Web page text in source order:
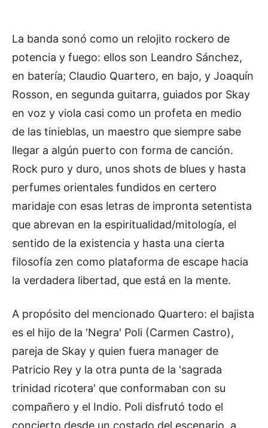
La banda sonó como un relojito rockero de
potencia y fuego: ellos son Leandro Sánchez,
en batería; Claudio Quartero, en bajo, y Joaquín
Rosson, en segunda guitarra, guiados por Skay
en voz y viola casi como un profeta en medio
de las tinieblas, un maestro que siempre sabe
llegar a algún puerto con forma de canción.
Rock puro y duro, unos shots de blues y hasta
perfumes orientales fundidos en certero
maridaje con esas letras de impronta setentista
que abrevan en la espiritualidad/mitología, el
sentido de la existencia y hasta una cierta
filosofía zen como plataforma de escape hacia
la verdadera libertad, que está en la mente.
A propósito del mencionado Quartero: el bajista
es el hijo de la 'Negra' Poli (Carmen Castro),
pareja de Skay y quien fuera manager de
Patricio Rey y la otra punta de la 'sagrada
trinidad ricotera' que conformaban con su
compañero y el Indio. Poli disfrutó todo el
concierto desde un costado del escenario, a